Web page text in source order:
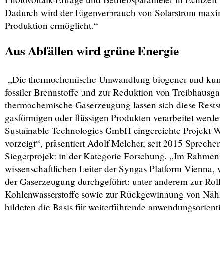
Dadurch wird der Eigenverbrauch von Solarstrom
Produktion ermöglicht.“
Aus Abfällen wird grüne Energie
„Die thermochemische Umwandlung biogener und
fossiler Brennstoffe und zur Reduktion von
thermochemische Gaserzeugung lassen sich diese
gasförmigen oder flüssigen Produkten verarbeitet
Sustainable Technologies GmbH eingereichte Projekt
vorzeigt“, präsentiert Adolf Melcher, seit 2015
Siegerprojekt in der Kategorie Forschung. „Im
wissenschaftlichen Leiter der Syngas Platform
der Gaserzeugung durchgeführt: unter anderem zur
Kohlenwasserstoffe sowie zur Rückgewinnung von
bildeten die Basis für weiterführende